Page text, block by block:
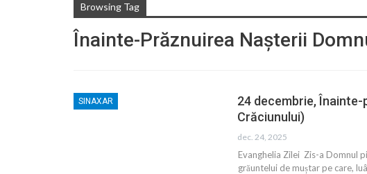
Browsing Tag
Înainte-Prăznuirea Naşterii
SINAXAR
24 decembrie, Înainte-
Crăciunului)
dec. 24, 2025
Evanghelia Zilei Zis-a Domnul
grăuntelui de muștar pe care,